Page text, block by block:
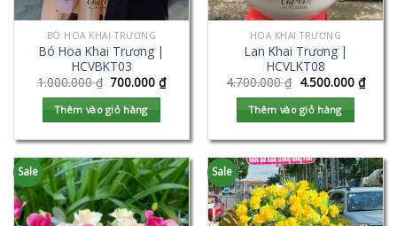
BÓ HOA KHAI TRƯƠNG
Bó Hoa Khai Trương |
HCVBKT03
1.000.000₫ 700.000₫
Thêm vào giỏ hàng
HOA KHAI TRƯƠNG
Lan Khai Trương |
HCVLKT08
4.700.000₫ 4.500.000 ₫
Thêm vào giỏ hàng
Sale Sale